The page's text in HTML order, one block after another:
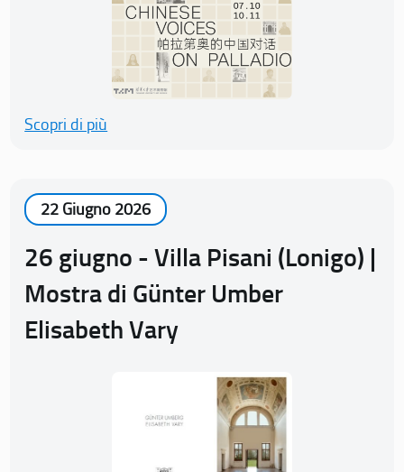
Scopri di più
22 Giugno 2026
26 giugno - Villa Pisani (Lonigo) |
Mostra di Günter Umber
Elisabeth Vary